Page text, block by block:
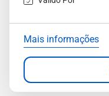
Mais informações